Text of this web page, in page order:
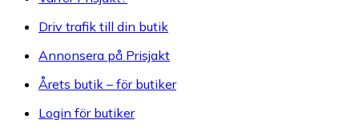
Driv trafik till din butik
Annonsera på Prisjakt
Årets butik – för butiker
Login för butiker